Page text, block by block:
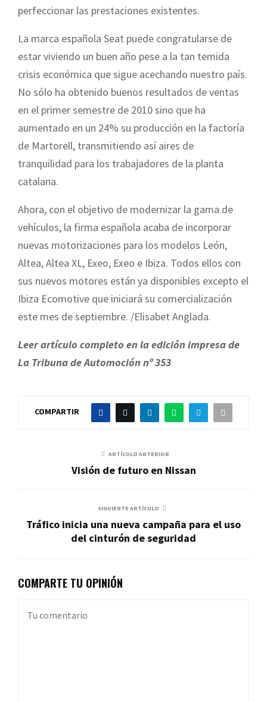
perfeccionar las prestaciones existentes.
La marca española Seat puede congratularse de
estar viviendo un buen año pese a la tan temida
crisis económica que sigue acechando nuestro país.
No sólo ha obtenido buenos resultados de ventas
en el primer semestre de 2010 sino que ha
aumentado en un 24% su producción en la factoría
de Martorell, transmitiendo así aires de
tranquilidad para los trabajadores de la planta
catalana.
Ahora, con el objetivo de modernizar la gama de
vehículos, la firma española acaba de incorporar
nuevas motorizaciones para los modelos León,
Altea, Altea XL, Exeo, Exeo e Ibiza. Todos ellos con
sus nuevos motores están ya disponibles excepto el
Ibiza Ecomotive que iniciará su comercialización
este mes de septiembre. /Elisabet Anglada.
Leer artículo completo en la edición impresa de
La Tribuna de Automoción nº 353
COMPARTIR
ARTÍCULO ANTERIOR
Visión de futuro en Nissan
SIGUIENTE ARTÍCULO
Tráfico inicia una nueva campaña para el uso
del cinturón de seguridad
COMPARTE TU OPINIÓN